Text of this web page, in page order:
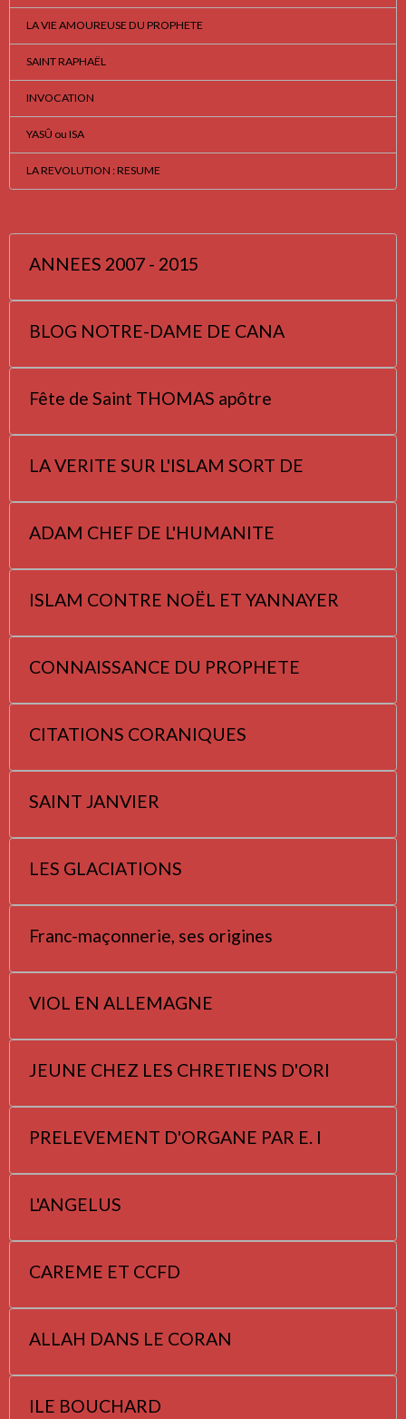
LA VIE AMOUREUSE DU PROPHETE
SAINT RAPHAËL
INVOCATION
YASÛ ou ISA
LA REVOLUTION : RESUME
ANNEES 2007 - 2015
BLOG NOTRE-DAME DE CANA
Fête de Saint THOMAS apôtre
LA VERITE SUR L'ISLAM SORT DE
ADAM CHEF DE L'HUMANITE
ISLAM CONTRE NOËL ET YANNAYER
CONNAISSANCE DU PROPHETE
CITATIONS CORANIQUES
SAINT JANVIER
LES GLACIATIONS
Franc-maçonnerie, ses origines
VIOL EN ALLEMAGNE
JEUNE CHEZ LES CHRETIENS D'ORI
PRELEVEMENT D'ORGANE PAR E. I
L'ANGELUS
CAREME ET CCFD
ALLAH DANS LE CORAN
ILE BOUCHARD